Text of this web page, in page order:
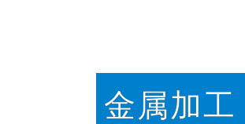
金属加工